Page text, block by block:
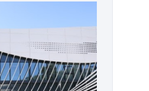
موعد في هذا الدور مع
التي تجمع بين ستار سبورت
ونادي المدينة الغامبي، حيث
الفريق […]